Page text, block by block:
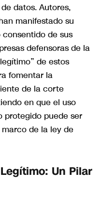
datos. Autores,
manifestado su
de sus
defensoras de la
de estos
fomentar la
de la corte
en que el uso
protegido puede ser
de la ley de
Un Pilar